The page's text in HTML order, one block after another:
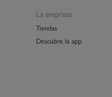
La empresa
Tiendas
Descubre la app